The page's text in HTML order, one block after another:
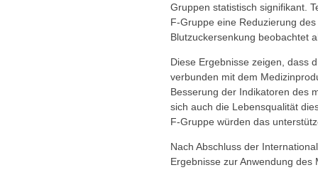
Gruppen statistisch signifikant.
F-Gruppe eine Reduzierung
Blutzuckersenkung beobachtet
Diese Ergebnisse zeigen, dass
verbunden mit dem
Besserung der Indikatoren des
sich auch die Lebensqualität
F-Gruppe würden das
Nach Abschluss der
Ergebnisse zur Anwendung